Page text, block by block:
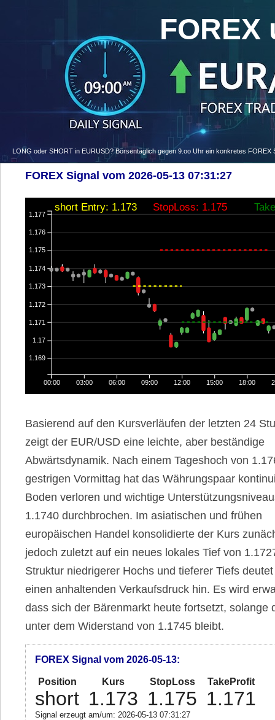
FOREX
LONG oder SHORT in EURUSD? Börsentäglich gegen 9.oo Uhr ein konkretes
FOREX Signal vom 2026-05-13 07:31:27
00:00 03:00 06:00 09:00 12:00 15:00 18:00
1.169
1.17
1.171
1.172
1.173
1.174
1.175
1.176
1.177
short Entry: 1.173 StopLoss: 1.175
Basierend auf den Kursverläufen der letzten 24
zeigt der EUR/USD eine leichte, aber beständige
Abwärtsdynamik. Nach einem Tageshoch von
gestrigen Vormittag hat das Währungspaar
Boden verloren und wichtige
1.1740 durchbrochen. Im asiatischen und frühen
europäischen Handel konsolidierte der Kurs
jedoch zuletzt auf ein neues lokales Tief von
Struktur niedrigerer Hochs und tieferer Tiefs
einen anhaltenden Verkaufsdruck hin. Es wird
dass sich der Bärenmarkt heute fortsetzt, solange
unter dem Widerstand von 1.1745 bleibt.
FOREX Signal vom 2026-05-13:
Position Kurs StopLoss TakeProfit
short 1.173 1.175 1.171
Signal erzeugt am/um: 2026-05-13 07:31:27